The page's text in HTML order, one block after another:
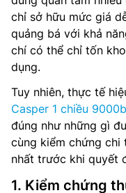
chỉ sở hữu mức giá
quảng bá với khả
chí có thể chỉ tốn
dụng.
Tuy nhiên, thực tế
Casper 1 chiều
đúng như những gì
cùng kiểm chứng chi
nhất trước khi quyết
1. Kiểm chứng